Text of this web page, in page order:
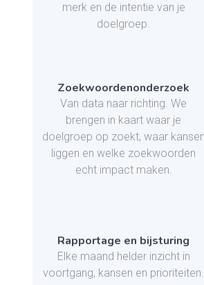
merk en de intentie van je
doelgroep.
Zoekwoordenonderzoek
Van data naar richting. We
brengen in kaart waar je
doelgroep op zoekt, waar kansen
liggen en welke zoekwoorden
echt impact maken.
Rapportage en bijsturing
Elke maand helder inzicht in
voortgang, kansen en prioriteiten.